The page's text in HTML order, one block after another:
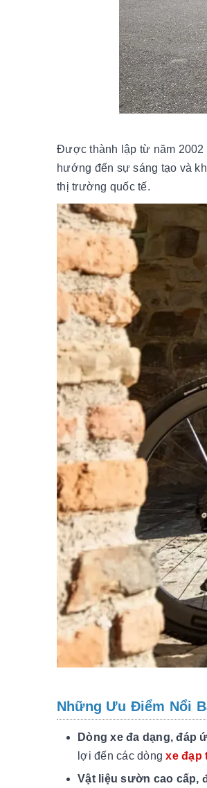
Được thành lập từ năm 2002
hướng đến sự sáng tạo và
thị trường quốc tế.
Những Ưu Điểm Nổi
Dòng xe đa dạng, đáp
lợi đến các dòngxe đạp
Vật liệu sườn cao cấp,